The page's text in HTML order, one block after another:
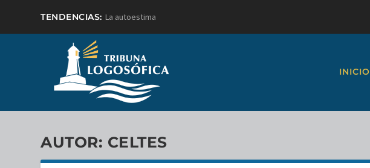
TENDENCIAS: La autoestima
INICIO
AUTOR: CELTES